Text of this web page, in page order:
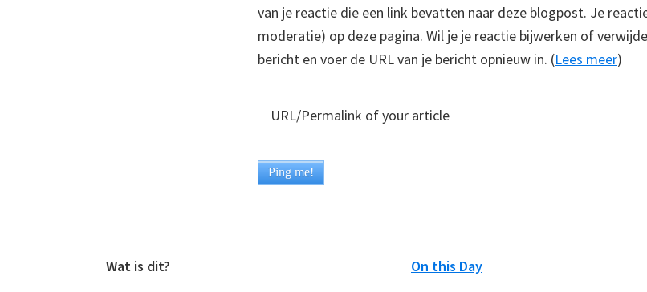
van je reactie die een link bevatten naar deze blogpost. Je
moderatie) op deze pagina. Wil je je reactie bijwerken of
bericht en voer de URL van je bericht opnieuw in. (Lees meer)
Wat is dit?
On this Day